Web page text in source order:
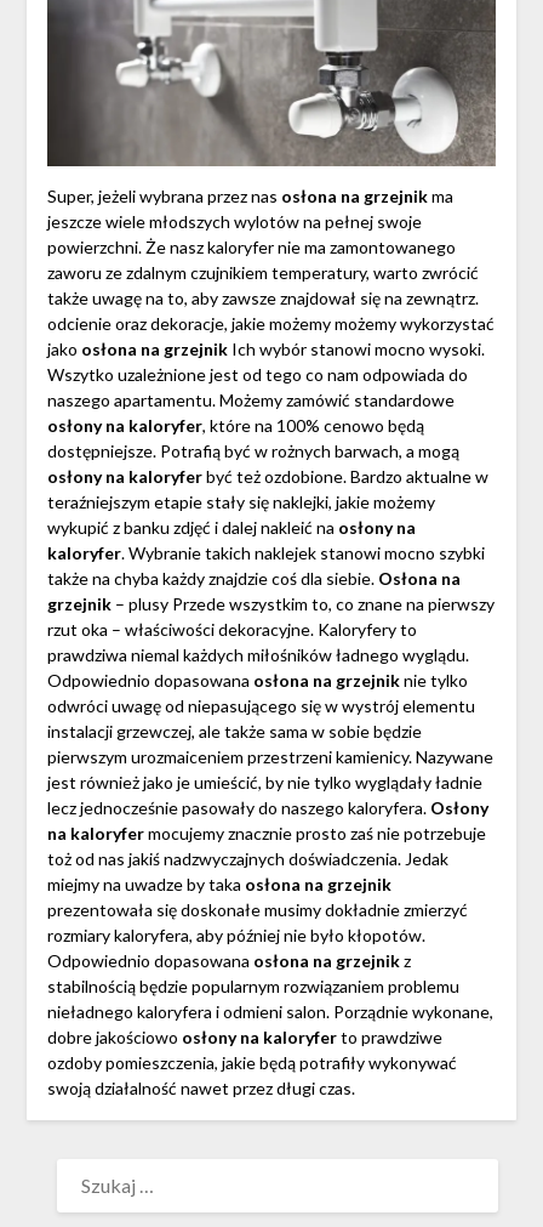
Super, jeżeli wybrana przez nas osłona na grzejnikma
jeszcze wiele młodszych wylotów na pełnej swoje
powierzchni. Że nasz kaloryfer nie ma zamontowanego
zaworu ze zdalnym czujnikiem temperatury, warto zwrócić
także uwagę na to, aby zawsze znajdował się na zewnątrz.
odcienie oraz dekoracje, jakie możemy możemy wykorzystać
jako osłona na grzejnikIch wybór stanowi mocno wysoki.
Wszytko uzależnione jest od tego co nam odpowiada do
naszego apartamentu. Możemy zamówić standardowe
osłony na kaloryfer, które na 100% cenowo będą
dostępniejsze. Potrafią być w rożnych barwach, a mogą
osłony na kaloryferbyć też ozdobione. Bardzo aktualne w
teraźniejszym etapie stały się naklejki, jakie możemy
wykupić z banku zdjęć i dalej nakleić na osłony na
kaloryfer. Wybranie takich naklejek stanowi mocno szybki
także na chyba każdy znajdzie coś dla siebie. Osłona na
grzejnik– plusy Przede wszystkim to, co znane na pierwszy
rzut oka – właściwości dekoracyjne. Kaloryfery to
prawdziwa niemal każdych miłośników ładnego wyglądu.
Odpowiednio dopasowana osłona na grzejniknie tylko
odwróci uwagę od niepasującego się w wystrój elementu
instalacji grzewczej, ale także sama w sobie będzie
pierwszym urozmaiceniem przestrzeni kamienicy. Nazywane
jest również jako je umieścić, by nie tylko wyglądały ładnie
lecz jednocześnie pasowały do naszego kaloryfera. Osłony
na kaloryfermocujemy znacznie prosto zaś nie potrzebuje
toż od nas jakiś nadzwyczajnych doświadczenia. Jedak
miejmy na uwadze by taka osłona na grzejnik
prezentowała się doskonałe musimy dokładnie zmierzyć
rozmiary kaloryfera, aby później nie było kłopotów.
Odpowiednio dopasowana osłona na grzejnikz
stabilnością będzie popularnym rozwiązaniem problemu
nieładnego kaloryfera i odmieni salon. Porządnie wykonane,
dobre jakościowo osłony na kaloryferto prawdziwe
ozdoby pomieszczenia, jakie będą potrafiły wykonywać
swoją działalność nawet przez długi czas.